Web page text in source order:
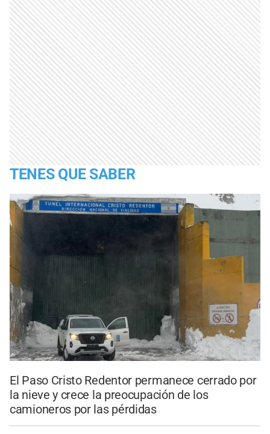
TENES QUE SABER
El Paso Cristo Redentor permanece cerrado por
la nieve y crece la preocupación de los
camioneros por las pérdidas